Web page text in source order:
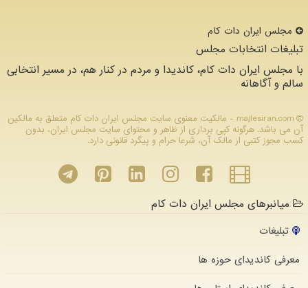
مجلس ایران دات كام
تبلیغات انتخابات مجلس
با مجلس ایران دات کام، کاندیدا و مردم در کنار هم، در مسیر انتخابی
سالم و آگاهانه
majlesiran.com - مالکیت معنوی سایت مجلس ایران دات كام متعلق به مالکین
آن می باشد. هرگونه کپی برداری از ظاهر و محتوای سایت مجلس ایران، بدون
کسب مجوز کتبی از مالک آن، شرعا حرام و پیگرد قانونی دارد.
میانبرهای مجلس ایران دات کام
تبلیغات
معرفی کاندیدای حوزه ها